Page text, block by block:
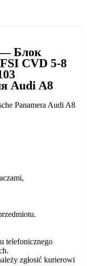
— Блок
CVD 5-8
Audi A8
Panamera Audi A8
telefonicznego
zgłosić kurierowi